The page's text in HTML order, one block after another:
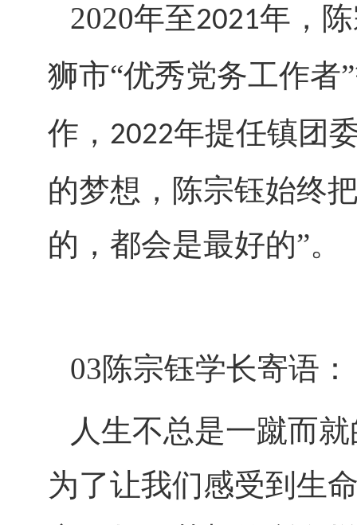
2020年至2021年，
狮市“优秀党务工作者
作， 2022年提任镇团
的梦想，陈宗钰始终
的，都会是最好的”。
03陈宗钰学长寄语：
人生不总是一蹴而
为了让我们感受到生